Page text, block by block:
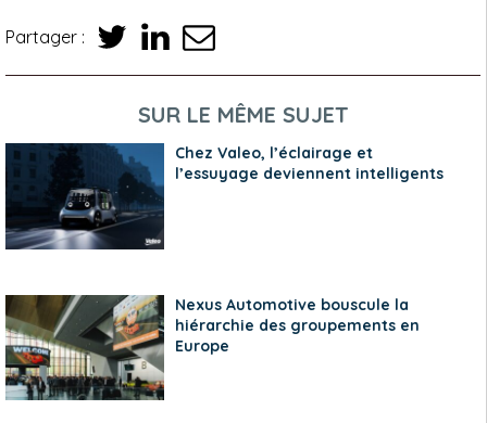
Partager :
SUR LE MÊME SUJET
Chez Valeo, l’éclairage et
l’essuyage deviennent intelligents
Nexus Automotive bouscule la
hiérarchie des groupements en
Europe